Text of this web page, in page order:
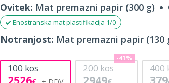
Ovitek: Mat premazni papir (300 g)
Enostranska mat plastifikacija 1/0
Notranjost: Mat premazni papir (130
100 kos 200 kos
-41%
400